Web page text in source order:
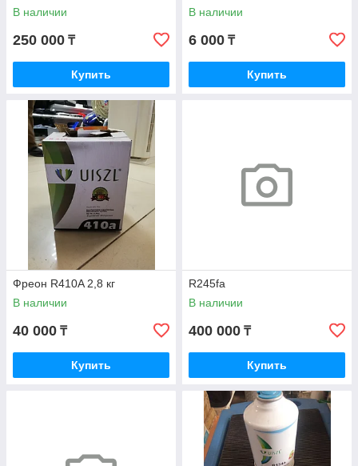
В наличии
250 000 ₸
Купить
В наличии
6 000 ₸
Купить
Фреон R410A 2,8 кг
В наличии
40 000 ₸
Купить
R245fa
В наличии
400 000 ₸
Купить